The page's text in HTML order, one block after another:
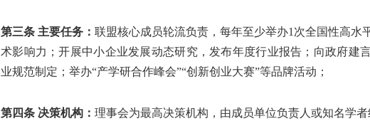
第三条 主要任务： 联盟核心成员轮流负责，每年至少举办1次全国性高水
术影响力；开展中小企业发展动态研究，发布年度行业报告；向政府建
业规范制定；举办“产学研合作峰会”“创新创业大赛”等品牌活动；
第四条 决策机构： 理事会为最高决策机构，由成员单位负责人或知名学